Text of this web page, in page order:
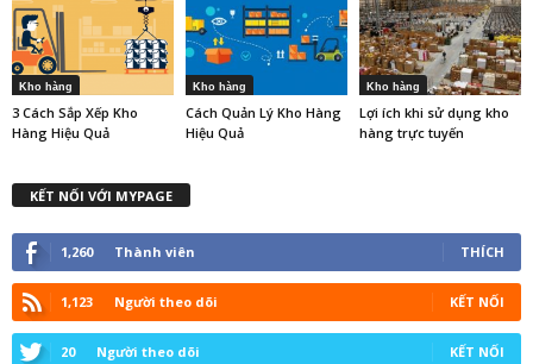
Kho hàng
3 Cách Sắp Xếp Kho
Hàng Hiệu Quả
Kho hàng
Cách Quản Lý Kho Hàng
Hiệu Quả
Kho hàng
Lợi ích khi sử dụng kho
hàng trực tuyến
KẾT NỐI VỚI MYPAGE
1,260 Thành viên THÍCH
1,123 Người theo dõi KẾT NỐI
20 Người theo dõi KẾT NỐI